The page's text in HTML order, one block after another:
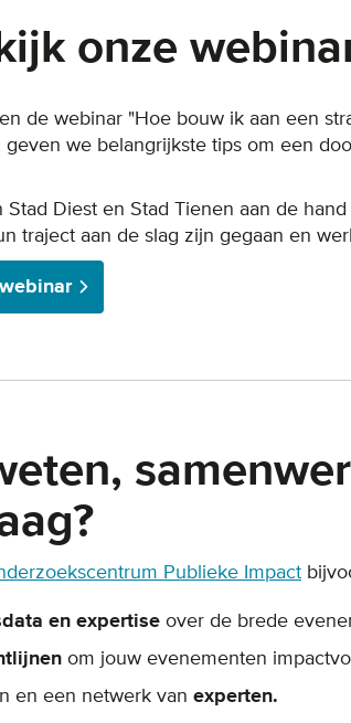
onze
de webinar "Hoe bouw ik aan een
geven we belangrijkste tips om een
Stad Diest en Stad Tienen aan de
traject aan de slag zijn gegaan en
Publieke Impact
en expertise over de brede
om jouw evenementen
en een netwerk van experten.